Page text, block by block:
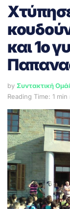
και 1ο
by Συντακτική
Reading Time: 1 min